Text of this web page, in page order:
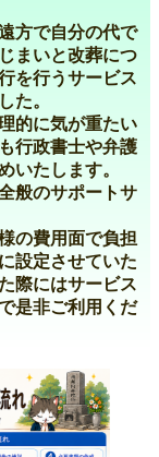
方で自分の代で
まいと改葬につ
を行うサービス
た。
的に気が重たい
行政書士や弁護
いたします。
般のサポートサ
の費用面で負担
設定させていた
際にはサービス
是非ご利用くだ